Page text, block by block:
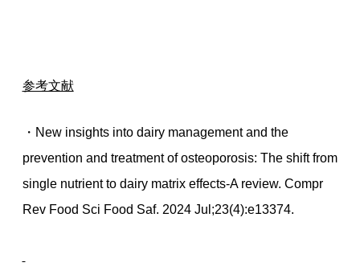
参考文献
・New insights into dairy management and the
prevention and treatment of osteoporosis: The shift from
single nutrient to dairy matrix effects-A review. Compr
Rev Food Sci Food Saf. 2024 Jul;23(4):e13374.